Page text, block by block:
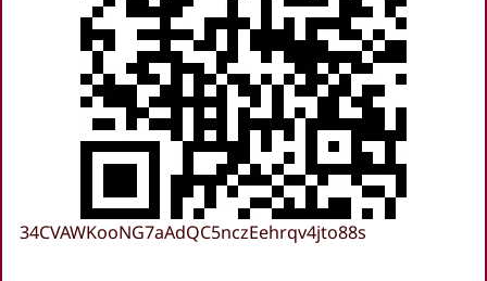
34CVAWKooNG7aAdQC5nczEehrqv4jto88s